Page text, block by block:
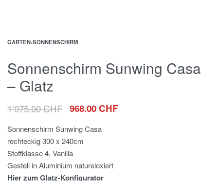
GARTEN›SONNENSCHIRM
Sonnenschirm Sunwing Casa
– Glatz
1'075.00CHF 968.00CHF
Sonnenschirm Sunwing Casa
rechteckig 300 x 240cm
Stoffklasse 4, Vanilla
Gestell in Aluminium natureloxiert
Hier zum Glatz-Konfigurator